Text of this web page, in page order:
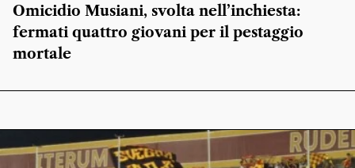
Omicidio Musiani, svolta nell’inchiesta:
fermati quattro giovani per il pestaggio
mortale